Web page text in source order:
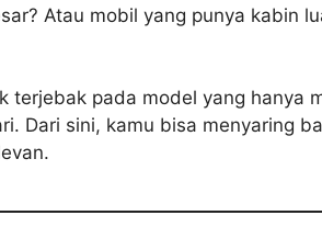
Atau mobil yang punya kabin
terjebak pada model yang hanya
Dari sini, kamu bisa menyaring